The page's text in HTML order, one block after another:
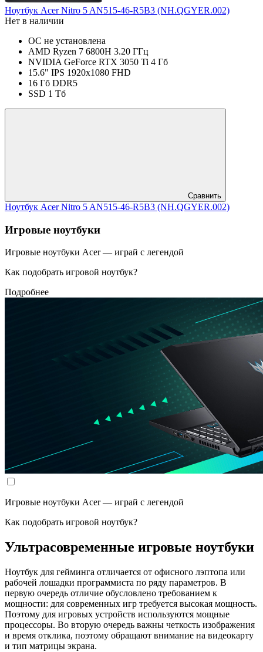
Ноутбук Acer Nitro 5 AN515-46-R5B3 (NH.QGYER.002)
Нет в наличии
ОС не установлена
AMD Ryzen 7 6800H 3.20 ГГц
NVIDIA GeForce RTX 3050 Ti 4 Гб
15.6" IPS 1920x1080 FHD
16 Гб DDR5
SSD 1 Тб
Сравнить
Ноутбук Acer Nitro 5 AN515-46-R5B3 (NH.QGYER.002)
Игровые ноутбуки
Игровые ноутбуки Acer — играй с легендой
Как подобрать игровой ноутбук?
Подробнее
Игровые ноутбуки Acer — играй с легендой
Как подобрать игровой ноутбук?
Ультрасовременные игровые ноутбуки
Ноутбук для гейминга отличается от офисного лэптопа или
рабочей лошадки программиста по ряду параметров. В
первую очередь отличие обусловлено требованием к
мощности: для современных игр требуется высокая мощность.
Поэтому для игровых устройств используются мощные
процессоры. Во вторую очередь важны четкость изображения
и время отклика, поэтому обращают внимание на видеокарту
и тип матрицы экрана.